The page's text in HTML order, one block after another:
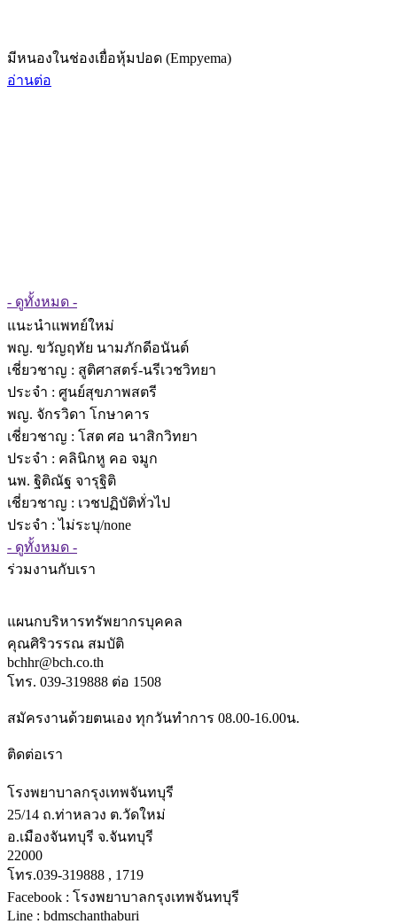
มีหนองในช่องเยื่อหุ้มปอด (Empyema)
อ่านต่อ
- ดูทั้งหมด -
แนะนำแพทย์ใหม่
พญ. ขวัญฤทัย นามภักดีอนันต์
เชี่ยวชาญ : สูติศาสตร์-นรีเวชวิทยา
ประจำ : ศูนย์สุขภาพสตรี
พญ. จักรวิดา โกษาคาร
เชี่ยวชาญ : โสต ศอ นาสิกวิทยา
ประจำ : คลินิกหู คอ จมูก
นพ. ฐิติณัฐ จารุฐิติ
เชี่ยวชาญ : เวชปฏิบัติทั่วไป
ประจำ : ไม่ระบุ/none
- ดูทั้งหมด -
ร่วมงานกับเรา
แผนกบริหารทรัพยากรบุคคล
คุณศิริวรรณ สมบัติ
bchhr@bch.co.th
โทร. 039-319888 ต่อ 1508
สมัครงานด้วยตนเอง ทุกวันทำการ 08.00-16.00น.
ติดต่อเรา
โรงพยาบาลกรุงเทพจันทบุรี
25/14 ถ.ท่าหลวง ต.วัดใหม่
อ.เมืองจันทบุรี จ.จันทบุรี
22000
โทร.039-319888 , 1719
Facebook : โรงพยาบาลกรุงเทพจันทบุรี
Line : bdmschanthaburi